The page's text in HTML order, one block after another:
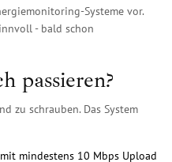
Systeme vor.
- bald schon
passieren?
zu schrauben. Das System
mindestens 10 Mbps Upload